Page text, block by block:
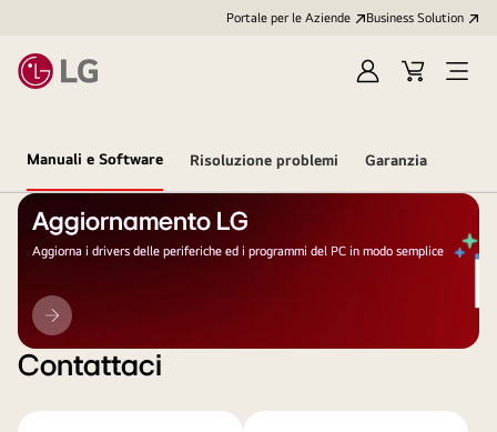
Portale per le Aziende Business Solution
AccediCart
Open
Manuali e Software Risoluzione problemi Garanzia
Aggiornamento LG
Aggiorna i drivers delle periferiche ed i programmi del PC in modo semplice
Aggiornamento
LG
Contattaci